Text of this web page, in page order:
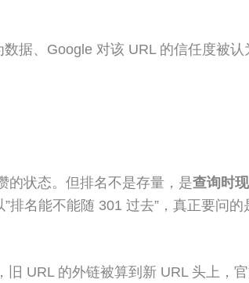
据、Google 对该 URL 的信任度被认
的状态。但排名不是存量，是查询时
名能不能随 301 过去”，真正要问的
旧 URL 的外链被算到新 URL 头上，